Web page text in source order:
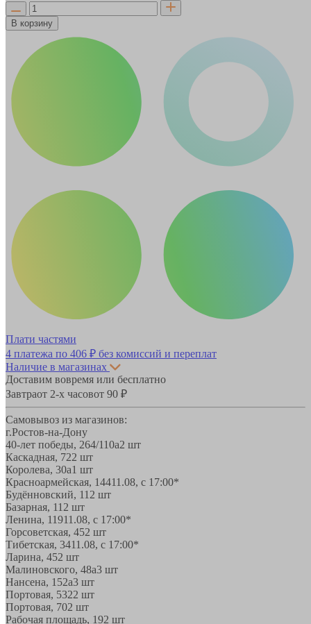
В корзину
Плати частями
4 платежа по 406 ₽ без комиссий и переплат
Наличие в магазинах
Доставим вовремя или бесплатно
Завтраот 2-х часовот 90 ₽
Самовывоз из магазинов:
г.Ростов-на-Дону
40-лет победы, 264/110а2 шт
Каскадная, 722 шт
Королева, 30а1 шт
Красноармейская, 14411.08, с 17:00*
Будённовский, 11 2 шт
Базарная, 11 2 шт
Ленина, 11911.08, с 17:00*
Горсоветская, 452 шт
Тибетская, 3411.08, с 17:00*
Ларина, 452 шт
Малиновского, 48а3 шт
Нансена, 152а3 шт
Портовая, 5322 шт
Портовая, 702 шт
Рабочая площадь, 192 шт